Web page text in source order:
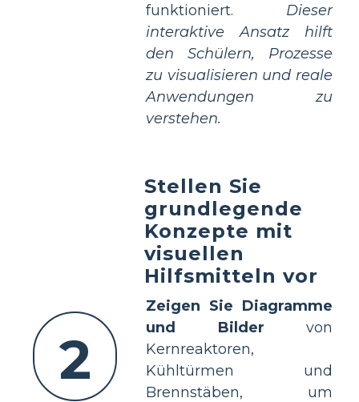
funktioniert. Dieser
interaktive Ansatz hilft
den Schülern, Prozesse
zu visualisieren und reale
Anwendungen zu
verstehen.
2
Stellen Sie
grundlegende
Konzepte mit
visuellen
Hilfsmitteln vor
Zeigen Sie Diagramme
und Bilder von
Kernreaktoren,
Kühltürmen und
Brennstäben, um